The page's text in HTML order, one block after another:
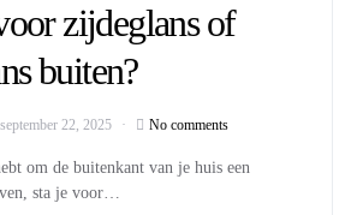
zijdeglans of
buiten?
september 22, 2025 No comments
om de buitenkant van je huis een
sta je voor…